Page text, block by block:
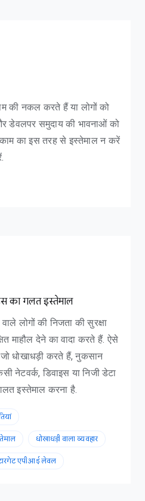
की नकल करते हैं या लोगों को
डेवलपर समुदाय की भावनाओं को
का इस तरह से इस्तेमाल न करें
का गलत इस्तेमाल
लोगों की निजता की सुरक्षा
माहौल देने का वादा करते हैं. ऐसे
धोखाधड़ी करते हैं, नुकसान
नेटवर्क, डिवाइस या निजी डेटा
इस्तेमाल करना है.
धोखाधड़ी वाला व्यवहार
एपीआई लेवल